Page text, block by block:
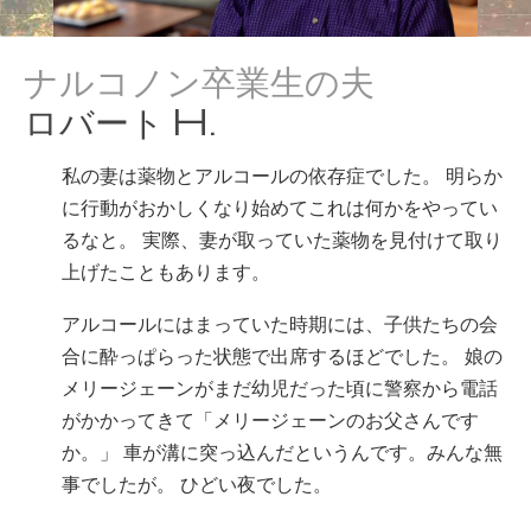
ナルコノン卒業生の夫
ロバート H.
私の妻は薬物とアルコールの依存症でした。 明らか
に行動がおかしくなり始めてこれは何かをやってい
るなと。 実際、妻が取っていた薬物を見付けて取り
上げたこともあります。
アルコールにはまっていた時期には、子供たちの会
合に酔っぱらった状態で出席するほどでした。 娘の
メリージェーンがまだ幼児だった頃に警察から電話
がかかってきて「メリージェーンのお父さんです
か。」 車が溝に突っ込んだというんです。みんな無
事でしたが。 ひどい夜でした。